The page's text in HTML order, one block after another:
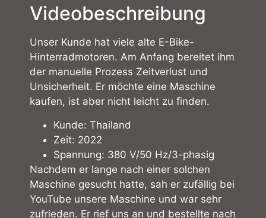
Videobeschreibung
Unser Kunde hat viele alte E-Bike-
Hinterradmotoren. Am Anfang bereitet ihm
der manuelle Prozess Zeitverlust und
Unsicherheit. Er möchte eine Maschine
kaufen, ist aber nicht leicht zu finden.
Kunde: Thailand
Zeit: 2022
Spannung: 380 V/50 Hz/3-phasig
Nachdem er lange nach einer solchen
Maschine gesucht hatte, sah er zufällig bei
YouTube unsere Maschine und war sehr
zufrieden. Er rief uns an und bestellte nach